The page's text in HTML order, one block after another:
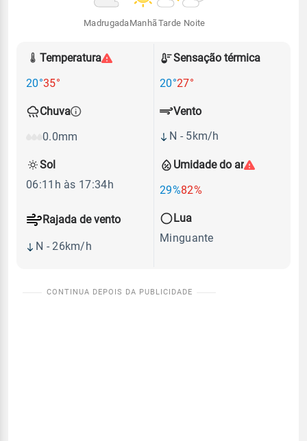
Madrugada Manhã Tarde Noite
Temperatura
20°35°
Sensação térmica
20°27°
Chuva
0.0mm
Umidade do ar
29%82%
Vento
N - 5km/h
Rajada de vento
N - 26km/h
Sol
06:11h às 17:34h
Lua
Minguante